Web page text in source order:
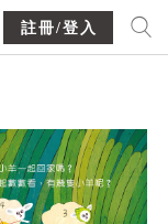
註冊/登入